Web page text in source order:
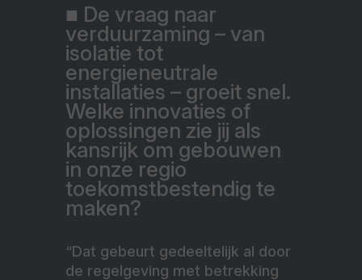
■ De vraag naar
verduurzaming – van
isolatie tot
energieneutrale
installaties – groeit snel.
Welke innovaties of
oplossingen zie jij als
kansrijk om gebouwen
in onze regio
toekomstbestendig te
maken?
“Dat gebeurt gedeeltelijk al door
de regelgeving met betrekking